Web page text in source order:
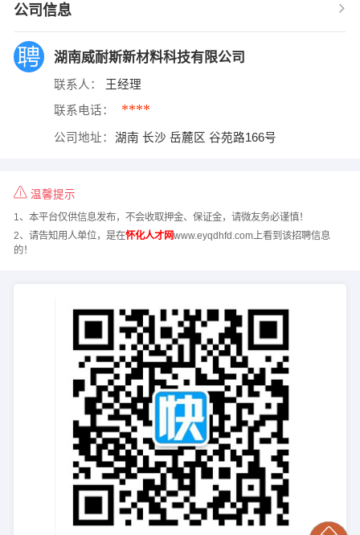
公司信息
湖南威耐斯新材料科技有限公司
联系人： 王经理
联系电话： ****
公司地址： 湖南 长沙 岳麓区 谷苑路166号
温馨提示
1、本平台仅供信息发布，不会收取押金、保证金，请微友务必谨慎！
2、请告知用人单位，是在怀化人才网www.eyqdhfd.com上看到该招聘信息
的！